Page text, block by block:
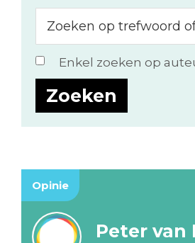
op
trefwoord
of
auteur...
Enkel zoeken op
Opinie
Peter van